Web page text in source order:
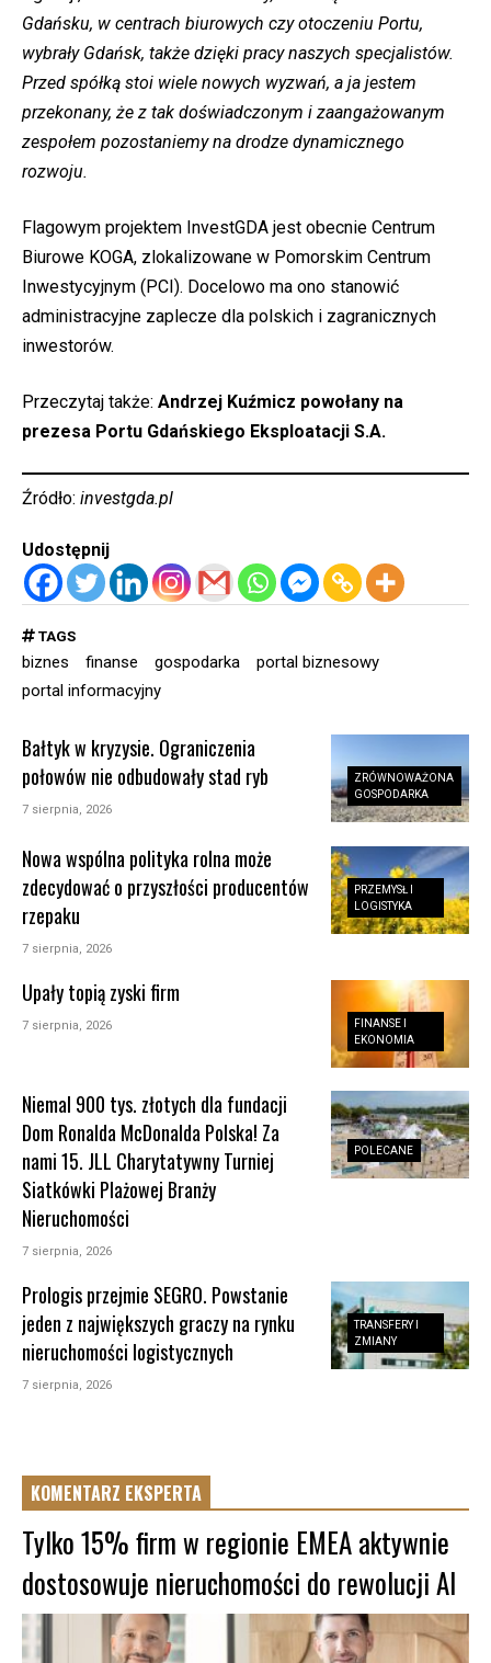
Gdańsku, w centrach biurowych czy otoczeniu Portu,
wybrały Gdańsk, także dzięki pracy naszych specjalistów.
Przed spółką stoi wiele nowych wyzwań, a ja jestem
przekonany, że z tak doświadczonym i zaangażowanym
zespołem pozostaniemy na drodze dynamicznego
rozwoju.
Flagowym projektem InvestGDA jest obecnie Centrum
Biurowe KOGA, zlokalizowane w Pomorskim Centrum
Inwestycyjnym (PCI). Docelowo ma ono stanowić
administracyjne zaplecze dla polskich i zagranicznych
inwestorów.
Przeczytaj także: Andrzej Kuźmicz powołany na
prezesa Portu Gdańskiego Eksploatacji S.A.
Źródło: investgda.pl
Udostępnij
TAGS
biznes finanse gospodarka
portal biznesowy
portal informacyjny
ZRÓWNOWAŻONA
GOSPODARKA
Bałtyk w kryzysie. Ograniczenia
połowów nie odbudowały stad ryb
7 sierpnia, 2026
PRZEMYSŁ I
LOGISTYKA
Nowa wspólna polityka rolna może
zdecydować o przyszłości producentów
rzepaku
7 sierpnia, 2026
FINANSE I
EKONOMIA
Upały topią zyski firm
7 sierpnia, 2026
POLECANE
Niemal 900 tys. złotych dla fundacji
Dom Ronalda McDonalda Polska! Za
nami 15. JLL Charytatywny Turniej
Siatkówki Plażowej Branży
Nieruchomości
7 sierpnia, 2026
TRANSFERY I
ZMIANY
Prologis przejmie SEGRO. Powstanie
jeden z największych graczy na rynku
nieruchomości logistycznych
7 sierpnia, 2026
KOMENTARZ EKSPERTA
Tylko 15% firm w regionie EMEA aktywnie
dostosowuje nieruchomości do rewolucji AI